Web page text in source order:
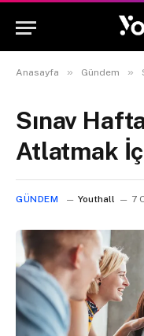
Anasayfa » Gündem »
Sınav
Atlatmak
GÜNDEM Youthall 7